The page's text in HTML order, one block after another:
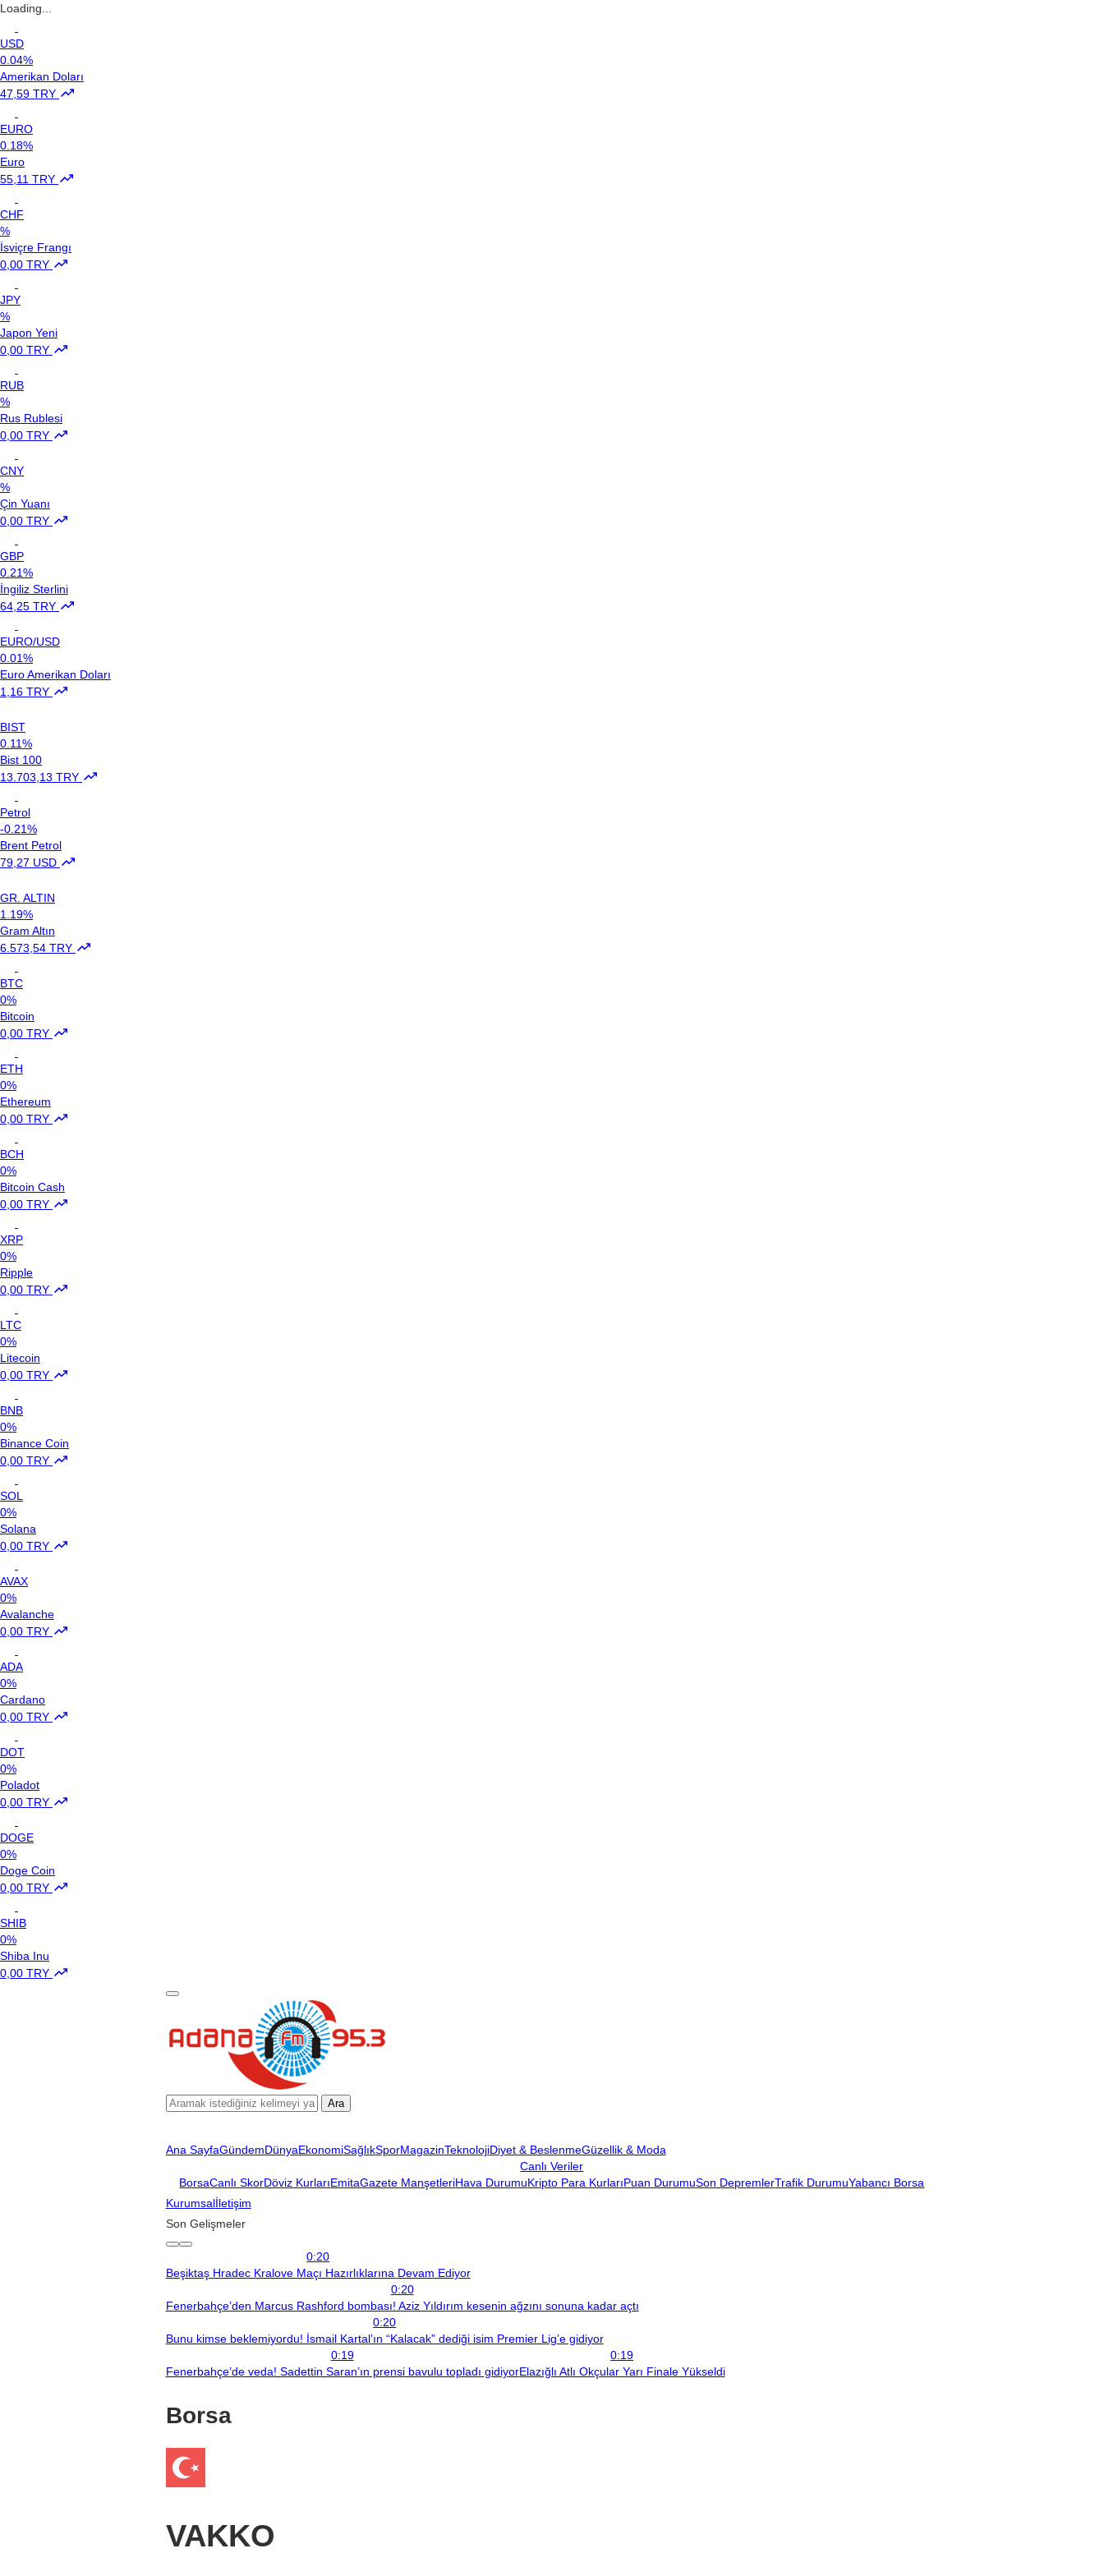
Loading...
USD
0.04%
Amerikan Doları
47,59 TRY
EURO
0.18%
Euro
55,11 TRY
CHF
%
İsviçre Frangı
0,00 TRY
JPY
%
Japon Yeni
0,00 TRY
RUB
%
Rus Rublesi
0,00 TRY
CNY
%
Çin Yuanı
0,00 TRY
GBP
0.21%
İngiliz Sterlini
64,25 TRY
EURO/USD
0.01%
Euro Amerikan Doları
1,16 TRY
BIST
0.11%
Bist 100
13.703,13 TRY
Petrol
-0.21%
Brent Petrol
79,27 USD
GR. ALTIN
1.19%
Gram Altın
6.573,54 TRY
BTC
0%
Bitcoin
0,00 TRY
ETH
0%
Ethereum
0,00 TRY
BCH
0%
Bitcoin Cash
0,00 TRY
XRP
0%
Ripple
0,00 TRY
LTC
0%
Litecoin
0,00 TRY
BNB
0%
Binance Coin
0,00 TRY
SOL
0%
Solana
0,00 TRY
AVAX
0%
Avalanche
0,00 TRY
ADA
0%
Cardano
0,00 TRY
DOT
0%
Poladot
0,00 TRY
DOGE
0%
Doge Coin
0,00 TRY
SHIB
0%
Shiba Inu
0,00 TRY
Ara
Ana SayfaGündemDünyaEkonomiSağlıkSporMagazinTeknolojiDiyet & BeslenmeGüzellik & Moda
Canlı Veriler
BorsaCanlı SkorDöviz KurlarıEmitaGazete ManşetleriHava DurumuKripto Para KurlarıPuan DurumuSon DepremlerTrafik DurumuYabancı Borsa
Kurumsalİletişim
Son Gelişmeler
0:20
Beşiktaş Hradec Kralove Maçı Hazırlıklarına Devam Ediyor
0:20
Fenerbahçe’den Marcus Rashford bombası! Aziz Yıldırım kesenin ağzını sonuna kadar açtı
0:20
Bunu kimse beklemiyordu! İsmail Kartal’ın “Kalacak” dediği isim Premier Lig’e gidiyor
0:19
Fenerbahçe’de veda! Sadettin Saran’ın prensi bavulu topladı gidiyor
0:19
Elazığlı Atlı Okçular Yarı Finale Yükseldi
Borsa
VAKKO